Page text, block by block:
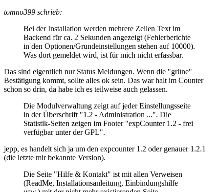
tomno399 schrieb:
Bei der Installation werden mehrere Zeilen Text im
Backend für ca. 2 Sekunden angezeigt (Fehlerberichte
in den Optionen/Grundeinstellungen stehen auf 10000).
Was dort gemeldet wird, ist für mich nicht erfassbar.
Das sind eigentlich nur Status Meldungen. Wenn die "grüne"
Bestätigung kommt, sollte alles ok sein. Das war halt im Counter
schon so drin, da habe ich es teilweise auch gelassen.
Die Modulverwaltung zeigt auf jeder Einstellungsseite
in der Überschrift "1.2 - Administration ...". Die
Statistik-Seiten zeigen im Footer "expCounter 1.2 - frei
verfügbar unter der GPL".
jepp, es handelt sich ja um den expcounter 1.2 oder genauer 1.2.1
(die letzte mir bekannte Version).
Die Seite "Hilfe & Kontakt" ist mit allen Verweisen
(ReadMe, Installationsanleitung, Einbindungshilfe